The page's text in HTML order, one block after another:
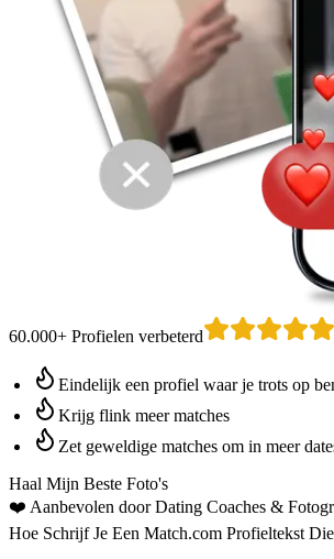
60.000+ Profielen verbeterd
Eindelijk een profiel waar je trots op
Krijg flink meer matches
Zet geweldige matches om in meer
Haal Mijn Beste Foto's
❤️ Aanbevolen door Dating Coaches &
Hoe Schrijf Je Een Match.com Profieltekst